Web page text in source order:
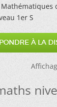
Mathématiques
1er S
À LA